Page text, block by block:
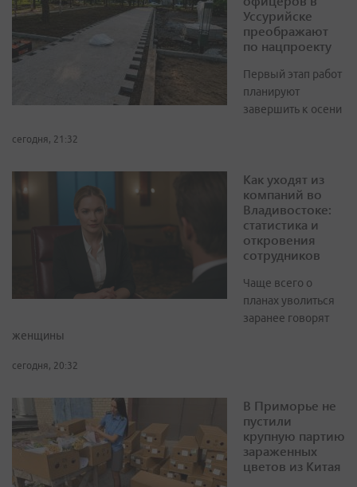
Уссурийске
преображают
по нацпроекту
Первый этап работ
планируют
завершить к осени
сегодня, 21:32
Как уходят из
компаний во
Владивостоке:
статистика и
откровения
сотрудников
Чаще всего о
планах уволиться
заранее говорят
женщины
сегодня, 20:32
В Приморье не
пустили
крупную партию
зараженных
цветов из Китая